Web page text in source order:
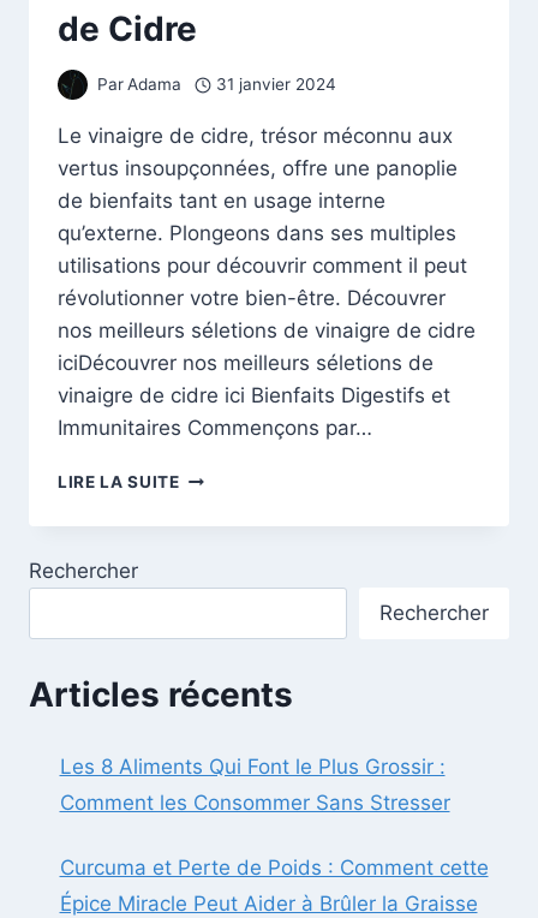
de Cidre
ParAdama 31 janvier 2024
Le vinaigre de cidre, trésor méconnu aux
vertus insoupçonnées, offre une panoplie
de bienfaits tant en usage interne
qu’externe. Plongeons dans ses multiples
utilisations pour découvrir comment il peut
révolutionner votre bien-être. Découvrer
nos meilleurs séletions de vinaigre de cidre
iciDécouvrer nos meilleurs séletions de
vinaigre de cidre ici Bienfaits Digestifs et
Immunitaires Commençons par…
LIRE LA SUITELES
MÉCONNUES
Rechercher
Rechercher
Articles récents
Les 8 Aliments Qui Font le Plus Grossir :
Comment les Consommer Sans Stresser
Curcuma et Perte de Poids : Comment cette
Épice Miracle Peut Aider à Brûler la Graisse